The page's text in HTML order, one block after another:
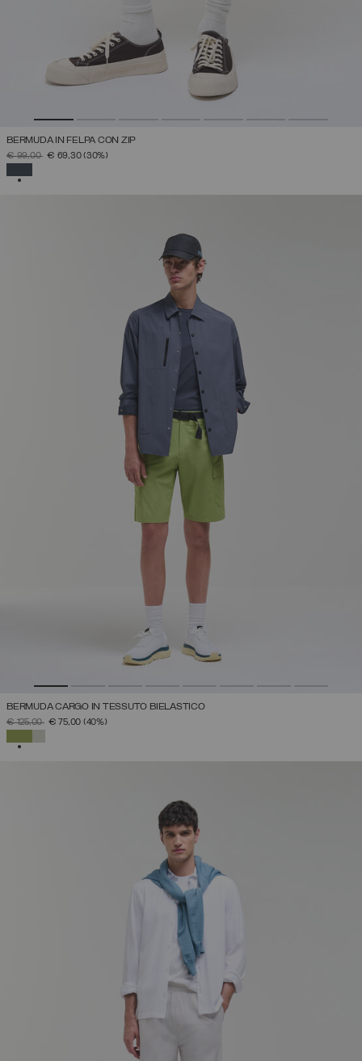
BERMUDA IN FELPA CON ZIP
PREZZO RIDOTTO DA
€ 99,00A€ 69,30(30%)
BERMUDA CARGO IN TESSUTO BIELASTICO
PREZZO RIDOTTO DA
€ 125,00A€ 75,00 (40%)